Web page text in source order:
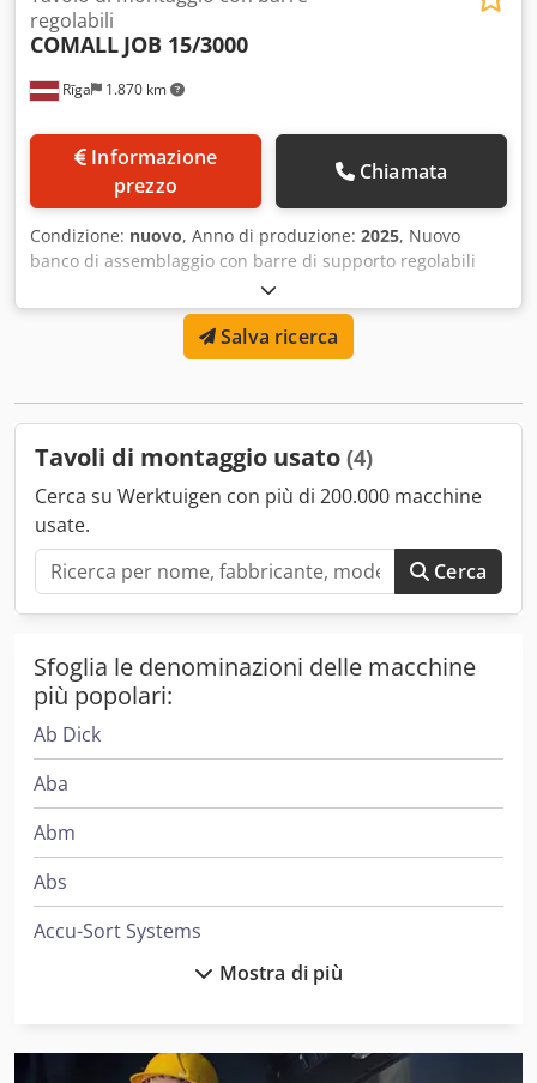
Rīga 1.870 km
regolabili
COMALL JOB 15/3000
prezzo
Chiamata
Condizione: nuovo, Anno di produzione: 2025, Nuovo
banco di assemblaggio con barre di supporto regolabili
COMALL JOB 15/3000 Specifiche tecniche: - Superfici di
contatto in PVC grigio semirigido - Portata: 180 kg - Quattro
barre di supporto scorrevoli longitudinalmente, sistema di
bloccaggio tramite maniglia - Sistema pneumatico con due
Cedogiud Rjpfx Aatsha - Supporto estendibile, dotato di
Salva ricerca
Tavoli di montaggio usato (4)
Cerca su Werktuigen con più di 200.000 macchine
usate.
Cerca
Sfoglia le denominazioni delle macchine
più popolari:
Ab Dick
Aba
Abm
Abs
Accu-Sort Systems
Mostra di più